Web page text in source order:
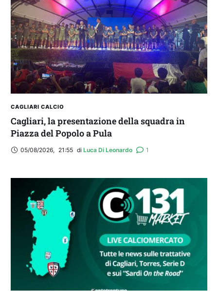
IL CAGLIARI SI PRESENTA A PULA: SEGUI LA
DIRETTA
CAGLIARI CALCIO
Cagliari, la presentazione della squadra in
Piazza del Popolo a Pula
05/08/2026, 21:55 di Luca Di Leonardo 1